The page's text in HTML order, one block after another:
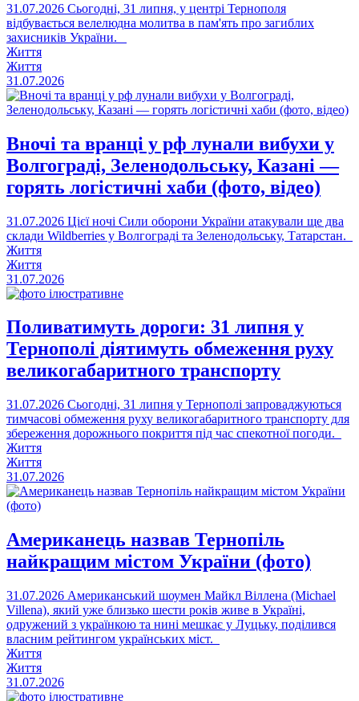
31.07.2026 Сьогодні, 31 липня, у центрі Тернополя
відбувається велелюдна молитва в пам'ять про загиблих
захисників України.
Життя
Життя
31.07.2026
Вночі та вранці у рф лунали вибухи у
Волгограді, Зеленодольську, Казані —
горять логістичні хаби (фото, відео)
31.07.2026 Цієї ночі Сили оборони України атакували ще два
склади Wildberries у Волгограді та Зеленодольську, Татарстан.
Життя
Життя
31.07.2026
Поливатимуть дороги: 31 липня у
Тернополі діятимуть обмеження руху
великогабаритного транспорту
31.07.2026 Сьогодні, 31 липня у Тернополі запроваджуються
тимчасові обмеження руху великогабаритного транспорту для
збереження дорожнього покриття під час спекотної погоди.
Життя
Життя
31.07.2026
Американець назвав Тернопіль
найкращим містом України (фото)
31.07.2026 Американський шоумен Майкл Віллена (Michael
Villena), який уже близько шести років живе в Україні,
одружений з українкою та нині мешкає у Луцьку, поділився
власним рейтингом українських міст.
Життя
Життя
31.07.2026